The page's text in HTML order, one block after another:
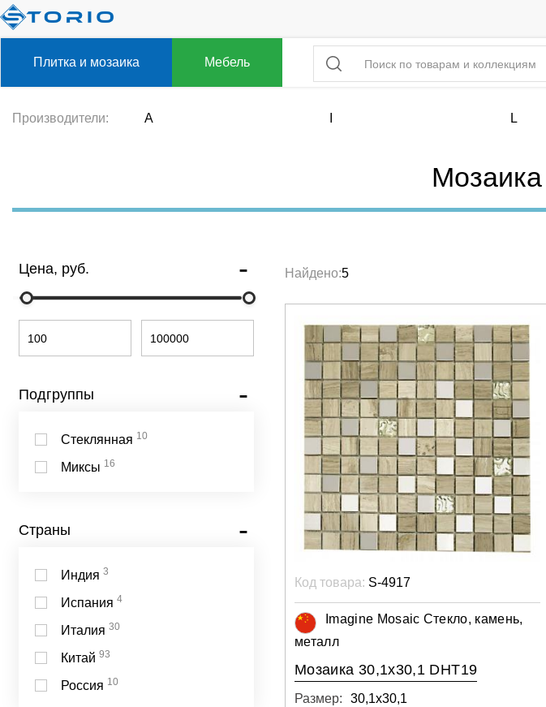
Плитка и мозаика Мебель
Производители: A L
Цена, руб.
Подгруппы
Стеклянная 10
Миксы 16
Страны
Индия 3
Испания 4
Италия 30
Китай 93
Россия 10
Найдено:5
Код товара: S-4917
Imagine Mosaic Стекло, камень,
металл
Мозаика 30,1x30,1 DHT19
Размер:
30,1х30,1